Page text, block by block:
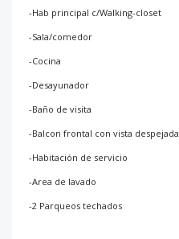
-Hab principal c/Walking-closet
-Sala/comedor
-Cocina
-Desayunador
-Baño de visita
-Balcon frontal con vista despejada
-Habitación de servicio
-Area de lavado
-2 Parqueos techados